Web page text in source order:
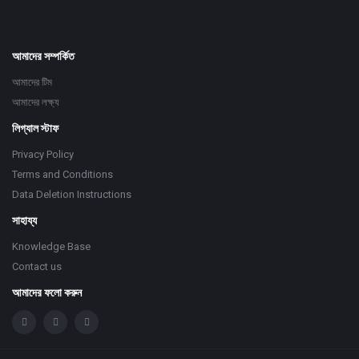
আমাদের সম্পর্কিত
আমাদের টিম
আমাদের লক্ষ্য
লিগ্যাল স্টাফ
Privacy Policy
Terms and Conditions
Data Deletion Instructions
সাহায্য
Knowledge Base
Contact us
আমাদের ফলো করুন